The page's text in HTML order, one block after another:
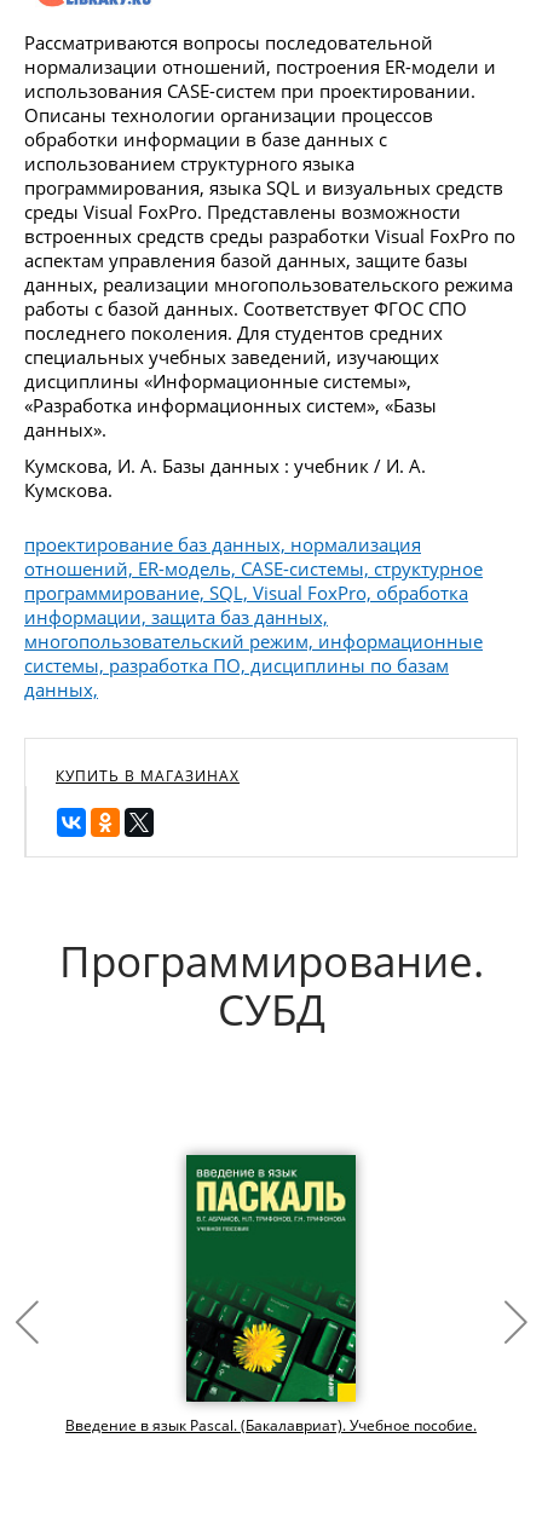
Рассматриваются вопросы последовательной
нормализации отношений, построения ER-модели и
использования CASE-систем при проектировании.
Описаны технологии организации процессов
обработки информации в базе данных с
использованием структурного языка
программирования, языка SQL и визуальных средств
среды Visual FoxPro. Представлены возможности
встроенных средств среды разработки Visual FoxPro по
аспектам управления базой данных, защите базы
данных, реализации многопользовательского режима
работы с базой данных. Соответствует ФГОС СПО
последнего поколения. Для студентов средних
специальных учебных заведений, изучающих
дисциплины «Информационные системы»,
«Разработка информационных систем», «Базы
данных».
Кумскова, И. А. Базы данных : учебник / И. А.
Кумскова.
проектирование баз данных, нормализация
отношений, ER-модель, CASE-системы, структурное
программирование, SQL, Visual FoxPro, обработка
информации, защита баз данных,
многопользовательский режим, информационные
системы, разработка ПО, дисциплины по базам
данных,
КУПИТЬ В МАГАЗИНАХ
Программирование.
СУБД
Введение в язык Pascal. (Бакалавриат). Учебное пособие.